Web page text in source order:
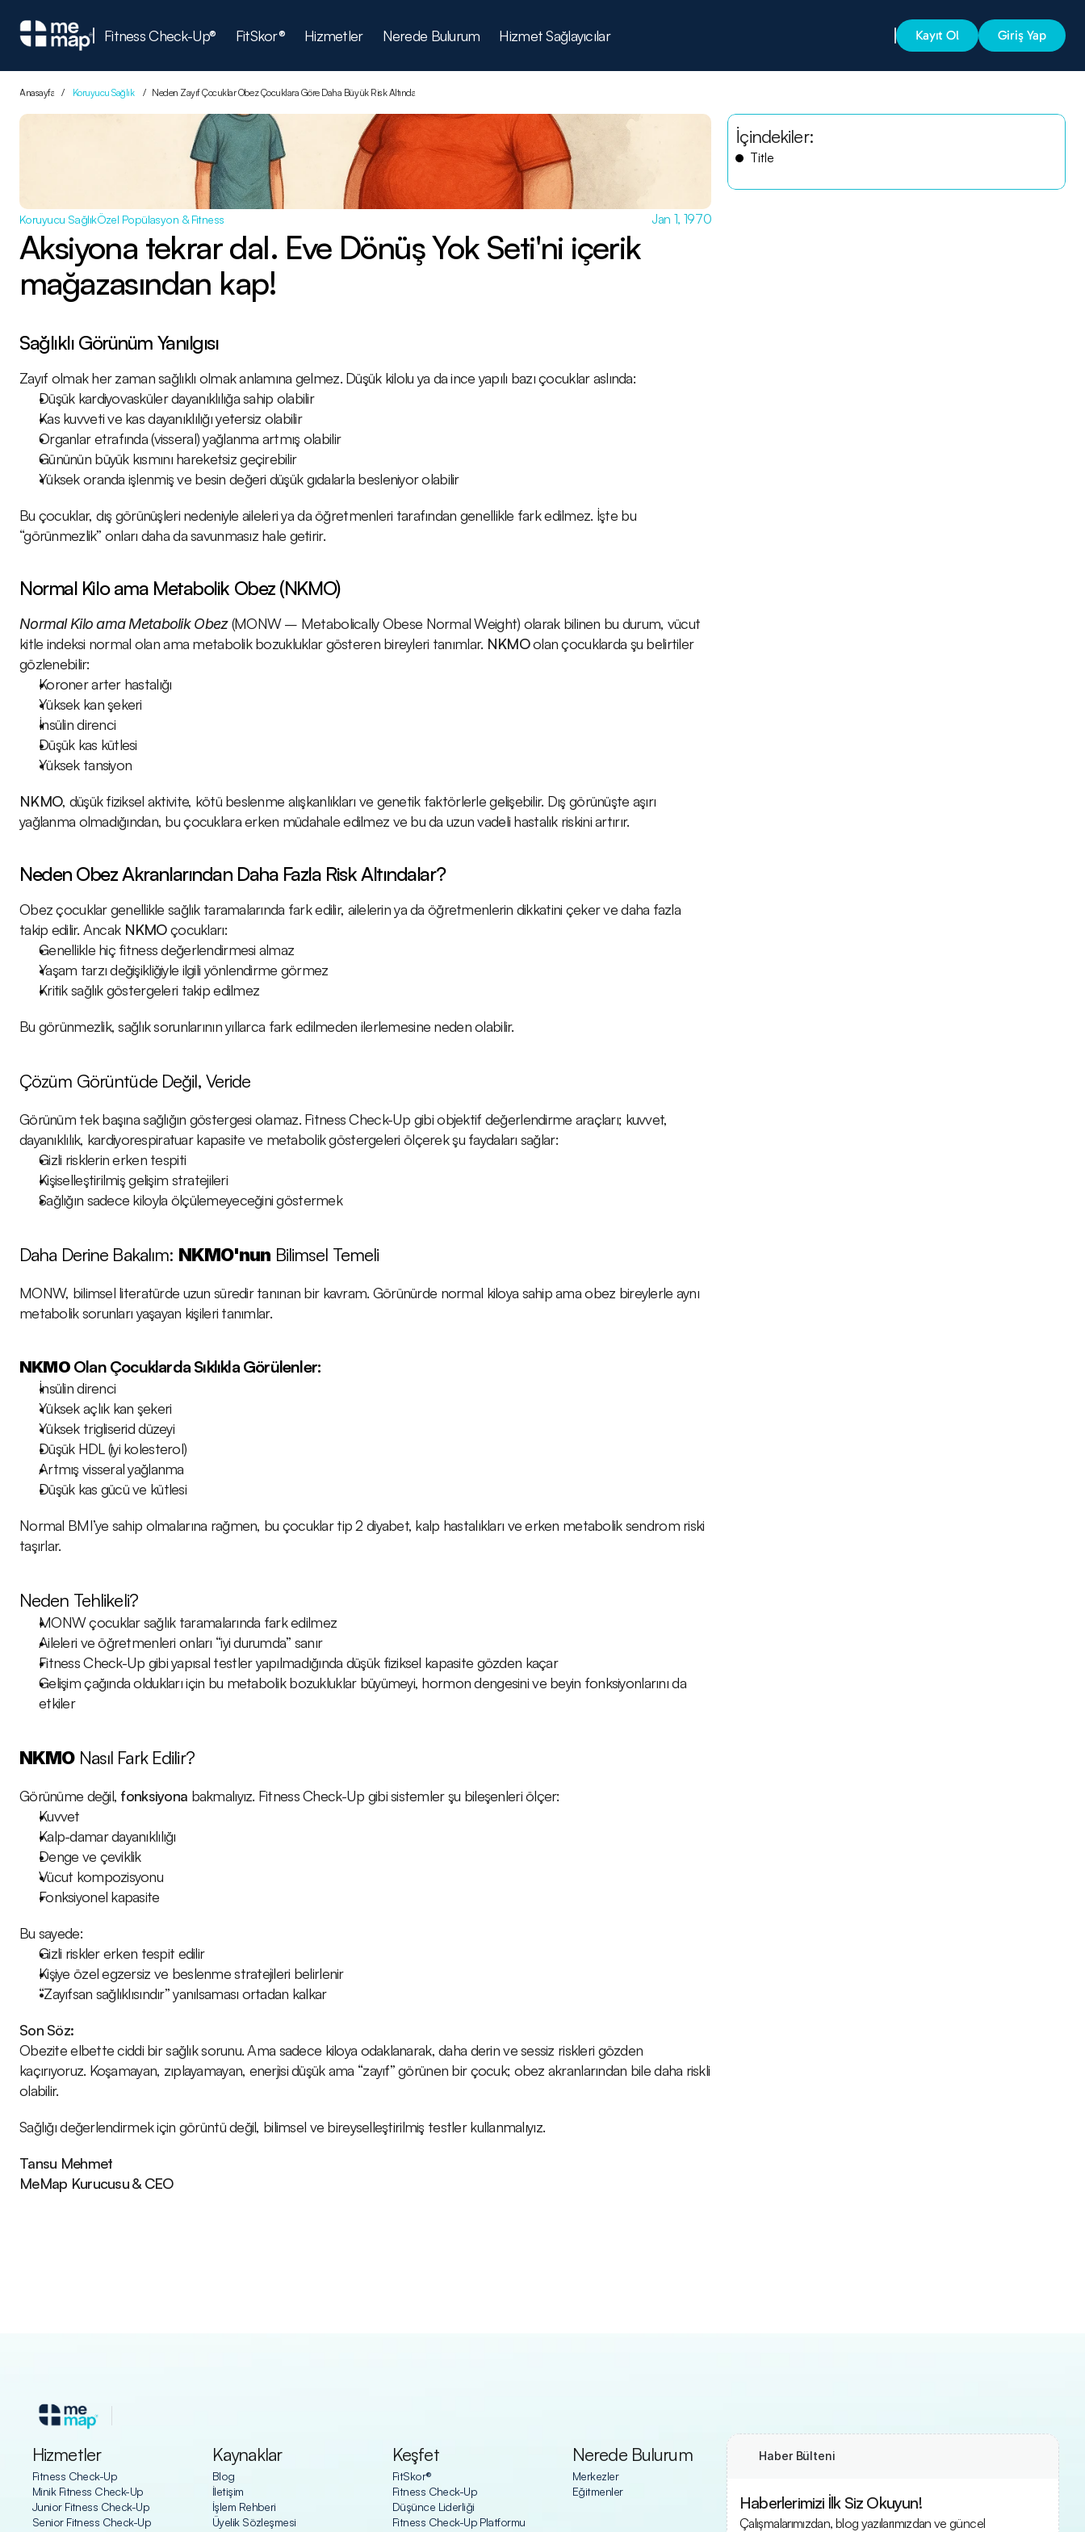
Fitness Check-Up® FitSkor® Hizmetler Nerede Bulurum Hizmet Sağlayıcılar Kayıt Ol Giriş Yap
Anasayfa / Koruyucu Sağlık / Neden Zayıf Çocuklar Obez Çocuklara Göre Daha Büyük Risk Altında
Koruyucu SağlıkÖzel Popülasyon & Fitness Jan 1, 1970
Aksiyona tekrar dal. Eve Dönüş Yok Seti'ni içerik
mağazasından kap!
Sağlıklı Görünüm Yanılgısı
Zayıf olmak her zaman sağlıklı olmak anlamına gelmez. Düşük kilolu ya da ince yapılı bazı çocuklar aslında:
Düşük kardiyovasküler dayanıklılığa sahip olabilir
Kas kuvveti ve kas dayanıklılığı yetersiz olabilir
Organlar etrafında (visseral) yağlanma artmış olabilir
Gününün büyük kısmını hareketsiz geçirebilir
Yüksek oranda işlenmiş ve besin değeri düşük gıdalarla besleniyor olabilir
Bu çocuklar, dış görünüşleri nedeniyle aileleri ya da öğretmenleri tarafından genellikle fark edilmez. İşte bu
“görünmezlik” onları daha da savunmasız hale getirir.
Normal Kilo ama Metabolik Obez (NKMO)
Normal Kilo ama Metabolik Obez (MONW – Metabolically Obese Normal Weight) olarak bilinen bu durum, vücut
kitle indeksi normal olan ama metabolik bozukluklar gösteren bireyleri tanımlar. NKMO olan çocuklarda şu belirtiler
gözlenebilir:
Koroner arter hastalığı
Yüksek kan şekeri
İnsülin direnci
Düşük kas kütlesi
Yüksek tansiyon
NKMO, düşük fiziksel aktivite, kötü beslenme alışkanlıkları ve genetik faktörlerle gelişebilir. Dış görünüşte aşırı
yağlanma olmadığından, bu çocuklara erken müdahale edilmez ve bu da uzun vadeli hastalık riskini artırır.
Neden Obez Akranlarından Daha Fazla Risk Altındalar?
Obez çocuklar genellikle sağlık taramalarında fark edilir, ailelerin ya da öğretmenlerin dikkatini çeker ve daha fazla
takip edilir. Ancak NKMO çocukları:
Genellikle hiç fitness değerlendirmesi almaz
Yaşam tarzı değişikliğiyle ilgili yönlendirme görmez
Kritik sağlık göstergeleri takip edilmez
Bu görünmezlik, sağlık sorunlarının yıllarca fark edilmeden ilerlemesine neden olabilir.
Çözüm Görüntüde Değil, Veride
Görünüm tek başına sağlığın göstergesi olamaz. Fitness Check-Up gibi objektif değerlendirme araçları; kuvvet,
dayanıklılık, kardiyorespiratuar kapasite ve metabolik göstergeleri ölçerek şu faydaları sağlar:
Gizli risklerin erken tespiti
Kişiselleştirilmiş gelişim stratejileri
Sağlığın sadece kiloyla ölçülemeyeceğini göstermek
Daha Derine Bakalım: NKMO'nun Bilimsel Temeli
MONW, bilimsel literatürde uzun süredir tanınan bir kavram. Görünürde normal kiloya sahip ama obez bireylerle aynı
metabolik sorunları yaşayan kişileri tanımlar.
NKMO Olan Çocuklarda Sıklıkla Görülenler:
İnsülin direnci
Yüksek açlık kan şekeri
Yüksek trigliserid düzeyi
Düşük HDL (iyi kolesterol)
Artmış visseral yağlanma
Düşük kas gücü ve kütlesi
Normal BMI’ye sahip olmalarına rağmen, bu çocuklar tip 2 diyabet, kalp hastalıkları ve erken metabolik sendrom riski
taşırlar.
Neden Tehlikeli?
MONW çocuklar sağlık taramalarında fark edilmez
Aileleri ve öğretmenleri onları “iyi durumda” sanır
Fitness Check-Up gibi yapısal testler yapılmadığında düşük fiziksel kapasite gözden kaçar
Gelişim çağında oldukları için bu metabolik bozukluklar büyümeyi, hormon dengesini ve beyin fonksiyonlarını da
etkiler
NKMO Nasıl Fark Edilir?
Görünüme değil, fonksiyona bakmalıyız. Fitness Check-Up gibi sistemler şu bileşenleri ölçer:
Kuvvet
Kalp-damar dayanıklılığı
Denge ve çeviklik
Vücut kompozisyonu
Fonksiyonel kapasite
Bu sayede:
Gizli riskler erken tespit edilir
Kişiye özel egzersiz ve beslenme stratejileri belirlenir
“Zayıfsan sağlıklısındır” yanılsaması ortadan kalkar
Son Söz:
Obezite elbette ciddi bir sağlık sorunu. Ama sadece kiloya odaklanarak, daha derin ve sessiz riskleri gözden
kaçırıyoruz. Koşamayan, zıplayamayan, enerjisi düşük ama “zayıf” görünen bir çocuk; obez akranlarından bile daha riskli
olabilir.
Sağlığı değerlendirmek için görüntü değil, bilimsel ve bireyselleştirilmiş testler kullanmalıyız.
Tansu Mehmet
MeMap Kurucusu & CEO
İçindekiler:
Title
Hizmetler
Fitness Check-Up
Minik Fitness Check-Up
Junior Fitness Check-Up
Senior Fitness Check-Up
Kaynaklar
Blog
İletişim
İşlem Rehberi
Üyelik Sözleşmesi
Keşfet
FitSkor®
Fitness Check-Up
Düşünce Liderliği
Fitness Check-Up Platformu
Nerede Bulurum
Merkezler
Eğitmenler
Haber Bülteni
Haberlerimizi İlk Siz Okuyun!
Çalışmalarımızdan, blog yazılarımızdan ve güncel